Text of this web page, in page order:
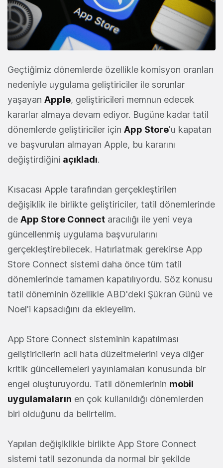
Geçtiğimiz dönemlerde özellikle komisyon oranları
nedeniyle uygulama geliştiriciler ile sorunlar
yaşayan Apple, geliştiricileri memnun edecek
kararlar almaya devam ediyor. Bugüne kadar tatil
dönemlerde geliştiriciler için App Store'u kapatan
ve başvuruları almayan Apple, bu kararını
değiştirdiğini açıkladı.
Kısacası Apple tarafından gerçekleştirilen
değişiklik ile birlikte geliştiriciler, tatil dönemlerinde
de App Store Connect aracılığı ile yeni veya
güncellenmiş uygulama başvurularını
gerçekleştirebilecek. Hatırlatmak gerekirse App
Store Connect sistemi daha önce tüm tatil
dönemlerinde tamamen kapatılıyordu. Söz konusu
tatil döneminin özellikle ABD'deki Şükran Günü ve
Noel'i kapsadığını da ekleyelim.
App Store Connect sisteminin kapatılması
geliştiricilerin acil hata düzeltmelerini veya diğer
kritik güncellemeleri yayınlamaları konusunda bir
engel oluşturuyordu. Tatil dönemlerinin mobil
uygulamaların en çok kullanıldığı dönemlerden
biri olduğunu da belirtelim.
Yapılan değişiklikle birlikte App Store Connect
sistemi tatil sezonunda da normal bir şekilde